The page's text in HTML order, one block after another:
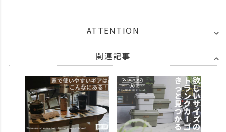
ATTENTION
関連記事